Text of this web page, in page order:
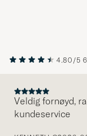
4.80/5
Veldig fornøyd,
kundeservice